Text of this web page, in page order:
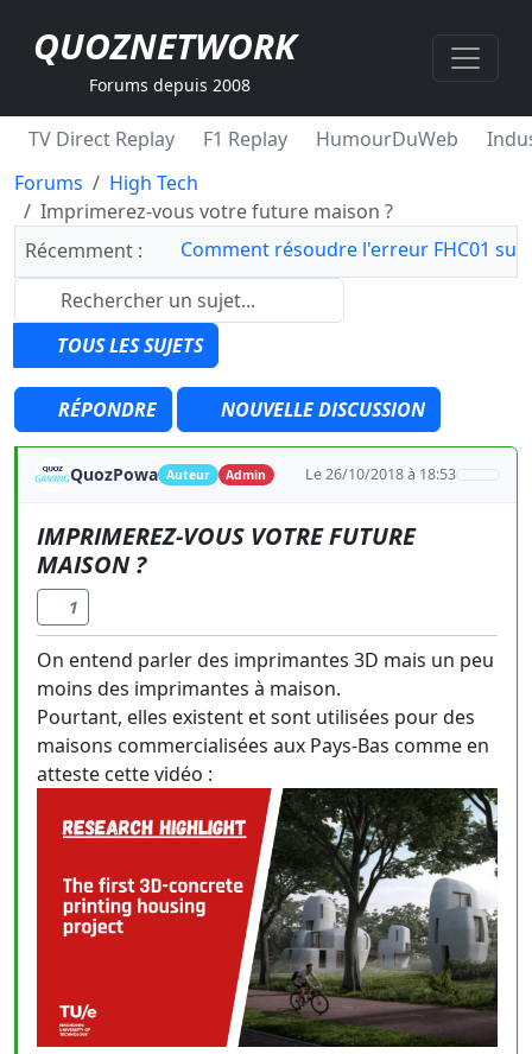
QUOZNETWORK
Forums depuis 2008
TV Direct Replay F1 Replay HumourDuWeb
Forums
High Tech
Imprimerez-vous votre future maison ?
Récemment :
Comment résoudre l'erreur FHC01 sur
TOUS LES SUJETS
RÉPONDRE NOUVELLE DISCUSSION
QuozPowa Auteur Admin Le 26/10/2018 à 18:53
IMPRIMEREZ-VOUS VOTRE FUTURE
MAISON ?
1
On entend parler des imprimantes 3D mais un peu
moins des imprimantes à maison.
Pourtant, elles existent et sont utilisées pour des
maisons commercialisées aux Pays-Bas comme en
atteste cette vidéo :